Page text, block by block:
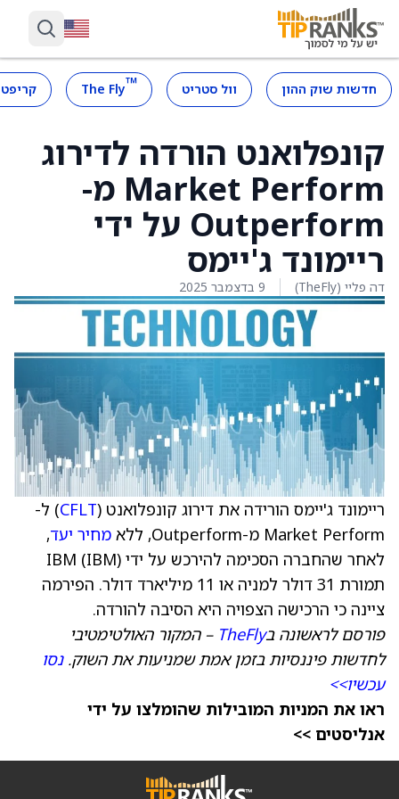
חדשות שוק ההון וול סטריט ™
The Fly
קונפלואנט הורדה לדירוג
Market Perform מ-
Outperform על ידי
ריימונד ג'יימס
דה פליי (TheFly) 9 בדצמבר 2025
ריימונד ג'יימס הורידה את דירוג קונפלואנט (CFLT) ל-
Market Perform מ-Outperform, ללא
מחיר יעד,
לאחר שהחברה הסכימה להירכש על ידי IBM (IBM)
תמורת 31 דולר למניה או 11 מיליארד דולר. הפירמה
ציינה כי הרכישה הצפויה היא הסיבה להורדה.
פורסם לראשונה בTheFly – המקור האולטימטיבי
לחדשות פיננסיות בזמן אמת שמניעות את השוק.נסו
עכשיו>>
ראו את המניות המובילות שהומלצו על ידי
אנליסטים >>